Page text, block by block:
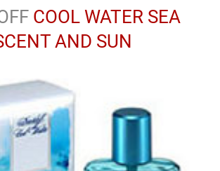
COOL WATER SEA
AND SUN